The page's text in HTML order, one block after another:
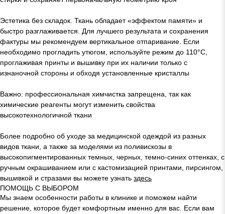
Эстетика без складок. Ткань обладает «эффектом памяти» и
быстро разглаживается. Для лучшего результата и сохранения
фактуры мы рекомендуем вертикальное отпаривание. Если
необходимо прогладить утюгом, используйте режим до 110°C,
проглаживая принты и вышивку при их наличии только с
изнаночной стороны и обходя установленные кристаллы
Важно: профессиональная химчистка запрещена, так как
химические реагенты могут изменить свойства
высокотехнологичной ткани
Более подробно об уходе за медицинской одеждой из разных
видов ткани, а также за моделями из поливискозы в
высокопигментированных темных, черных, темно-синих оттенках, с
ручным окрашиванием или с кастомизацией принтами, пирсингом,
вышивкой и стразами вы можете узнать здесь
ПОМОЩЬ С ВЫБОРОМ
Мы знаем особенности работы в клинике и поможем найти
решение, которое будет комфортным именно для вас. Если вам